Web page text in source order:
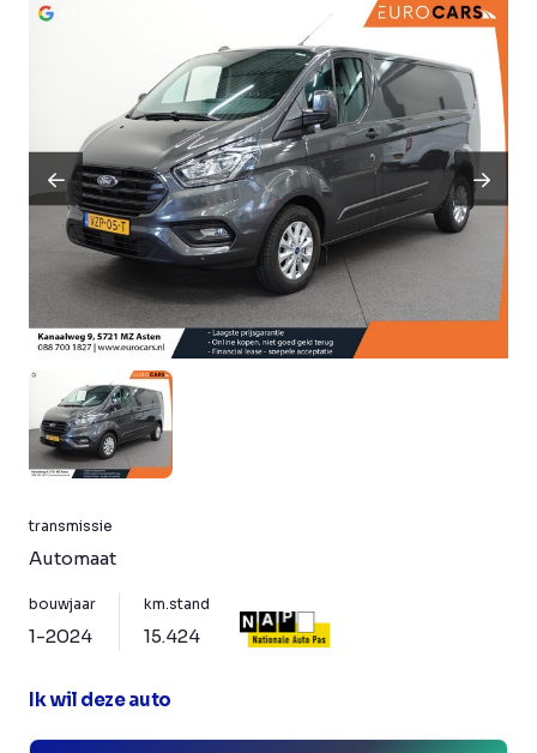
transmissie
Automaat
bouwjaar
1-2024
km.stand
15.424
Ik wil deze auto